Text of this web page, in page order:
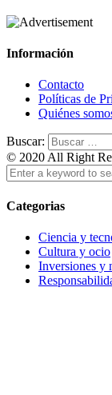
Información
Contacto
Políticas de
Quiénes
Buscar:
© 2020 All Right
Categorias
Ciencia y
Cultura y ocio
Inversiones y